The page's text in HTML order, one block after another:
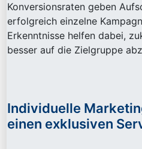
Konversionsraten geben
erfolgreich einzelne
Erkenntnisse helfen dabei,
besser auf die Zielgruppe
Individuelle
einen exklusiven